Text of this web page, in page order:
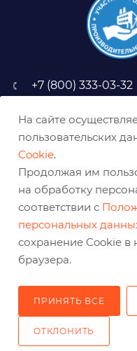
+7 (800) 333-03-32
baz@belabraziv.ru
308009, Россия, г.
На сайте
пользовательских
Cookie.
Продолжая им
на обработку
соответствии с
персональных
сохранение Cookie в
браузера.
ПРИНЯТЬ ВСЕ
ОТКЛОНИТЬ